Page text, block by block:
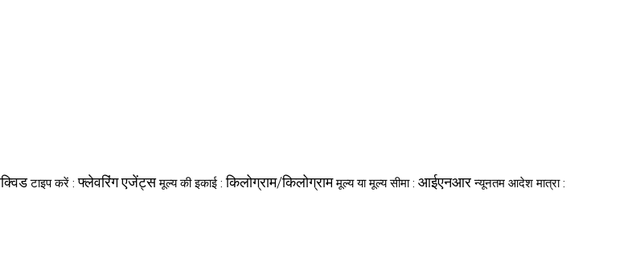
टाइप करें :फ्लेवरिंग एजेंट्स मूल्य की इकाई :किलोग्राम/किलोग्राम मूल्य या मूल्य सीमा : आईएनआर न्यूनतम आदेश मात्रा :